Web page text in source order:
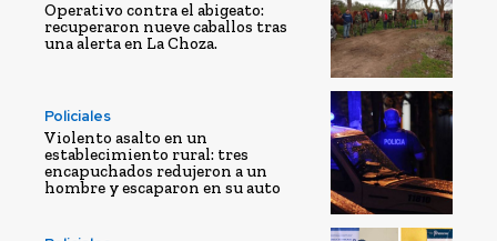
Operativo contra el abigeato:
recuperaron nueve caballos tras
una alerta en La Choza.
Policiales
Violento asalto en un
establecimiento rural: tres
encapuchados redujeron a un
hombre y escaparon en su auto